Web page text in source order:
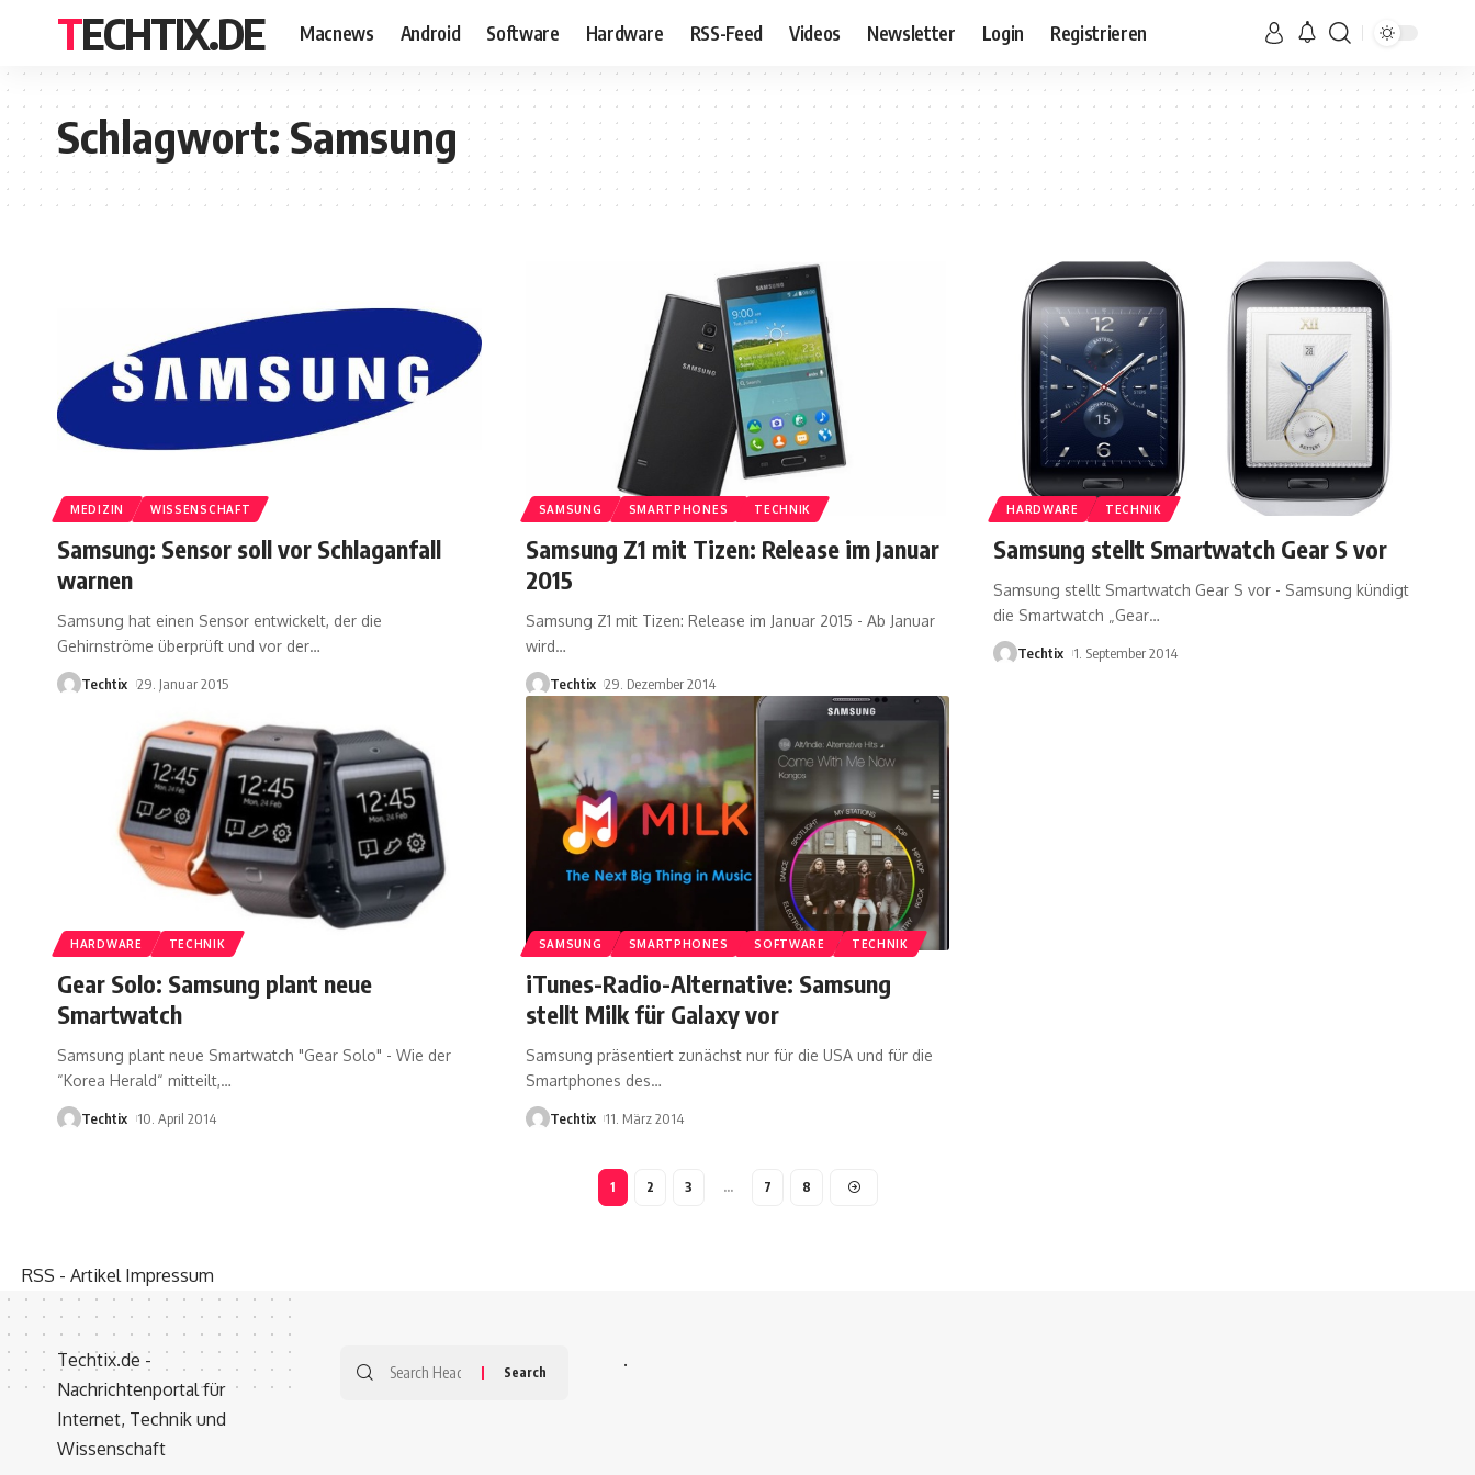
TECHTIX.DE Macnews Android Software Hardware RSS-Feed Videos Newsletter Login Registrieren
Schlagwort:Samsung
MEDIZIN WISSENSCHAFT
Samsung: Sensor soll vor Schlaganfall
warnen
Samsung hat einen Sensor entwickelt, der die
Gehirnströme überprüft und vor der…
Techtix 29. Januar 2015
SAMSUNG SMARTPHONES TECHNIK
Samsung Z1 mit Tizen: Release im Januar
2015
Samsung Z1 mit Tizen: Release im Januar 2015 - Ab Januar
wird…
Techtix 29. Dezember 2014
HARDWARE TECHNIK
Samsung stellt Smartwatch Gear S vor
Samsung stellt Smartwatch Gear S vor - Samsung kündigt
die Smartwatch „Gear…
Techtix 1. September 2014
HARDWARE TECHNIK
Gear Solo: Samsung plant neue
Smartwatch
Samsung plant neue Smartwatch "Gear Solo" - Wie der
“Korea Herald“ mitteilt,…
Techtix 10. April 2014
SAMSUNG SMARTPHONES SOFTWARE TECHNIK
iTunes-Radio-Alternative: Samsung
stellt Milk für Galaxy vor
Samsung präsentiert zunächst nur für die USA und für die
Smartphones des…
Techtix 11. März 2014
1 2 3 … 7 8
RSS - Artikel Impressum
Techtix.de -
Nachrichtenportal für
Internet, Technik und
Wissenschaft
.